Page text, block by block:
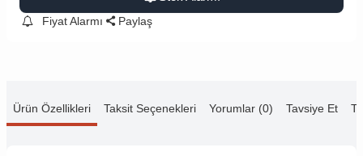
Fiyat Alarmı Paylaş
Ürün Özellikleri Taksit Seçenekleri Yorumlar (0) Tavsiye Et